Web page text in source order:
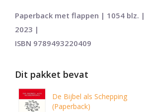
Paperback met flappen | 1054 blz.
2023 |
ISBN 9789493220409
Dit pakket bevat
De Bijbel als Schepping
(Paperback)